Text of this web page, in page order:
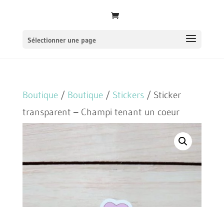
Sélectionner une page
Boutique/ Boutique/ Stickers/ Sticker
transparent – Champi tenant un coeur